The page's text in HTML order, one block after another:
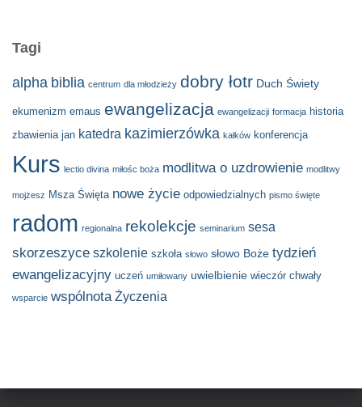
Tagi
alpha biblia centrum dla młodzieży dobry łotr Duch Świety
ekumenizm emaus ewangelizacja ewangelizacji formacja historia
zbawienia jan katedra kazimierzówka kałków konferencja
Kurs lectio divina miłośc boża modlitwa o uzdrowienie modlitwy
mojżesz Msza Święta nowe życie odpowiedzialnych pismo święte
radom regionalna rekolekcje seminarium sesa
skorzeszyce szkolenie szkoła słowo słowo Boże tydzień
ewangelizacyjny uczeń umiłowany uwielbienie wieczór chwały
wsparcie wspólnota Życzenia